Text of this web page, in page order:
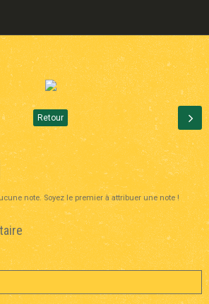
Retour
Email
note. Soyez le premier à attribuer une note !